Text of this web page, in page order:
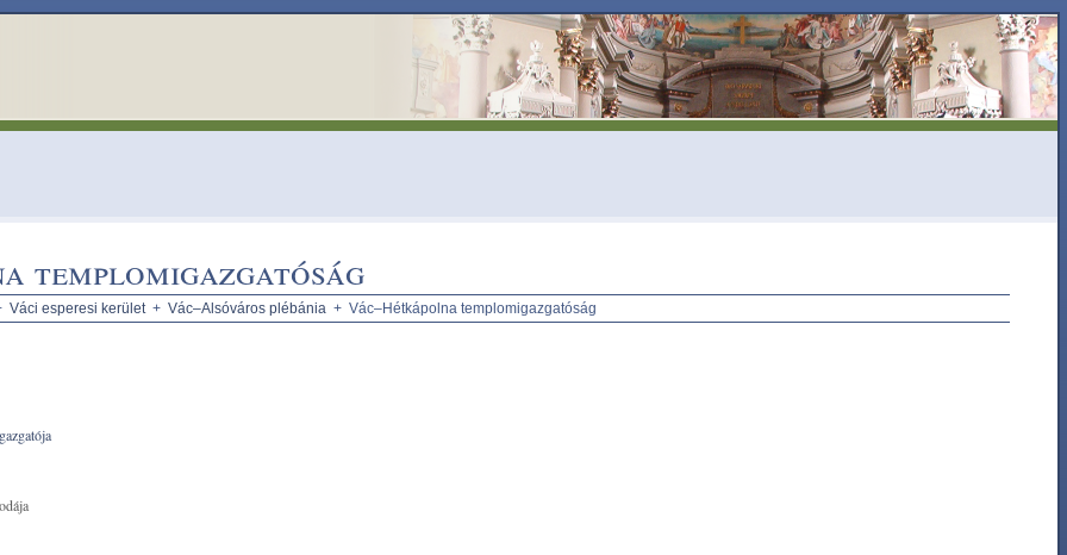
templomigazgatóság
Váci esperesi kerület+ Vác–Alsóváros plébánia + Vác–Hétkápolna templomigazgatóság